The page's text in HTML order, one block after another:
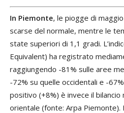
In Piemonte, le piogge di
scarse del normale, mentre le
state superiori di 1,1 gradi.
Equivalent) ha registrato
raggiungendo -81% sulle aree
-72% su quelle occidentali e -
positivo (+8%) è invece il bilancio
orientale (fonte: Arpa Piemonte).